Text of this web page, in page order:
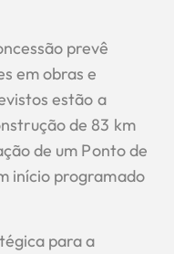
prevê
em obras e
estão a
de 83 km
de um Ponto de
início programado
para a